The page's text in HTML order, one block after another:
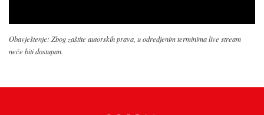
Obavještenje: Zbog zaštite autorskih prava, u odredjenim terminima live stream
neće biti dostupan.